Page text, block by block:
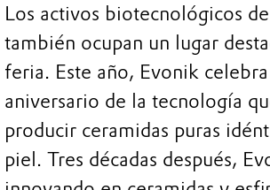
Los activos biotecnológicos
también ocupan un lugar
feria. Este año, Evonik
aniversario de la tecnología
producir ceramidas puras
piel. Tres décadas después,